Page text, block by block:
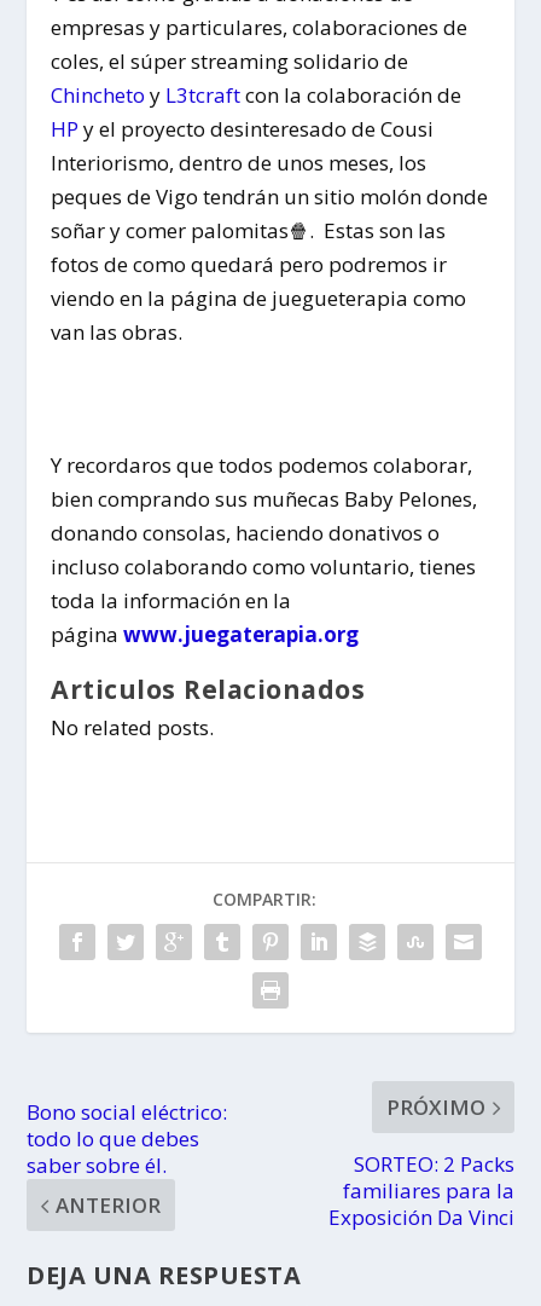
empresas y particulares, colaboraciones de
coles, el súper streaming solidario de
Chincheto y L3tcraftcon la colaboración de
HP y el proyecto desinteresado de Cousi
Interiorismo, dentro de unos meses, los
peques de Vigo tendrán un sitio molón donde
soñar y comer palomitas🍿. Estas son las
fotos de como quedará pero podremos ir
viendo en la página de juegueterapia como
van las obras.
Y recordaros que todos podemos colaborar,
bien comprando sus muñecas Baby Pelones,
donando consolas, haciendo donativos o
incluso colaborando como voluntario, tienes
toda la información en la
página www.juegaterapia.org
Articulos Relacionados
No related posts.
COMPARTIR:
Bono social eléctrico:
todo lo que debes
saber sobre él.
ANTERIOR
PRÓXIMO
SORTEO: 2 Packs
familiares para la
Exposición Da Vinci
DEJA UNA RESPUESTA